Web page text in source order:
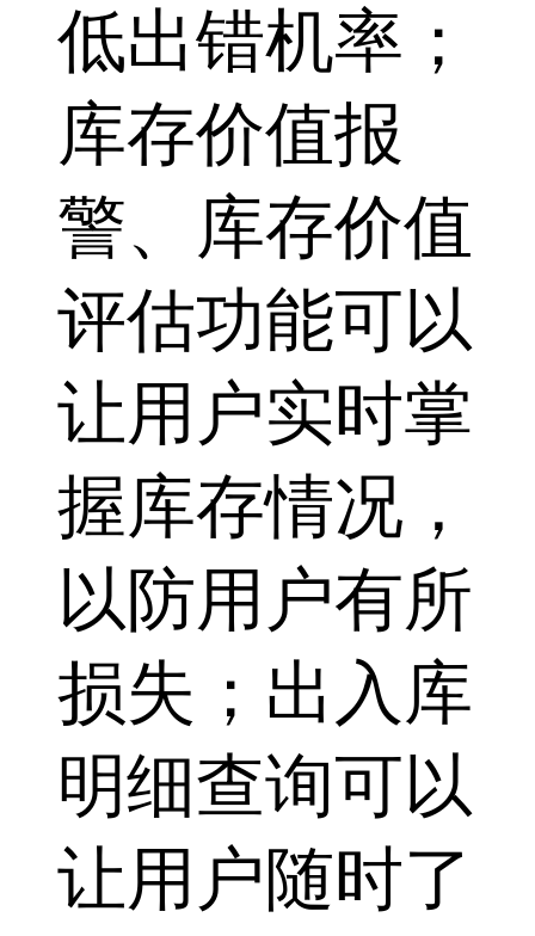
低出错机率；
库存价值报
警、库存价值
评估功能可以
让用户实时掌
握库存情况，
以防用户有所
损失；出入库
明细查询可以
让用户随时了